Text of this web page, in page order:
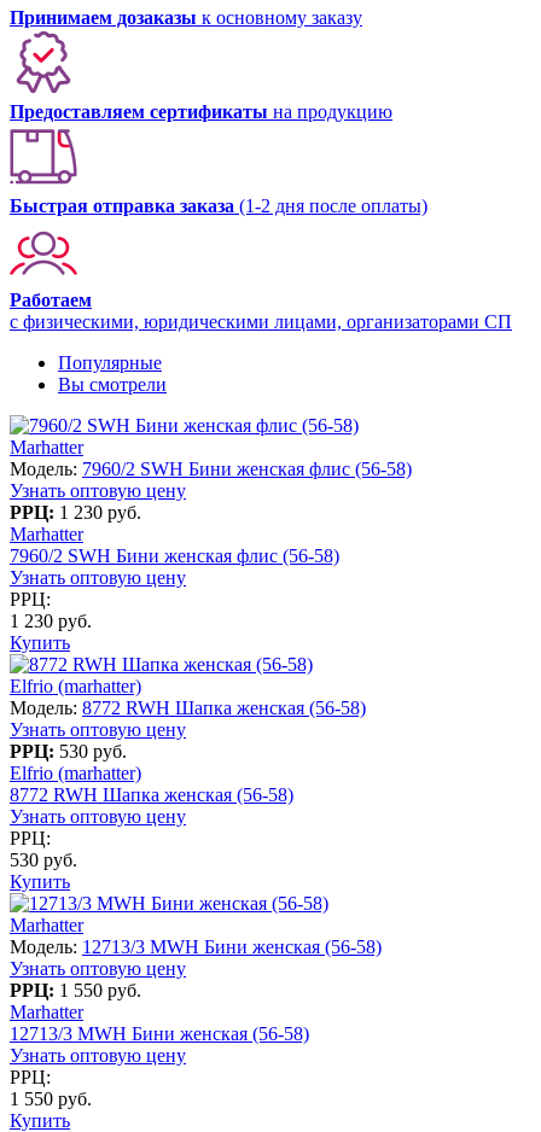
Принимаем дозаказы к основному заказу
Предоставляем сертификаты на продукцию
Быстрая отправка заказа (1-2 дня после оплаты)
Работаем
с физическими, юридическими лицами, организаторами СП
Популярные
Вы смотрели
Marhatter
Модель: 7960/2 SWH Бини женская флис (56-58)
Узнать оптовую цену
РРЦ: 1 230 руб.
Marhatter
7960/2 SWH Бини женская флис (56-58)
Узнать оптовую цену
РРЦ:
1 230 руб.
Купить
Elfrio (marhatter)
Модель: 8772 RWH Шапка женская (56-58)
Узнать оптовую цену
РРЦ: 530 руб.
Elfrio (marhatter)
8772 RWH Шапка женская (56-58)
Узнать оптовую цену
РРЦ:
530 руб.
Купить
Marhatter
Модель: 12713/3 MWH Бини женская (56-58)
Узнать оптовую цену
РРЦ: 1 550 руб.
Marhatter
12713/3 MWH Бини женская (56-58)
Узнать оптовую цену
РРЦ:
1 550 руб.
Купить